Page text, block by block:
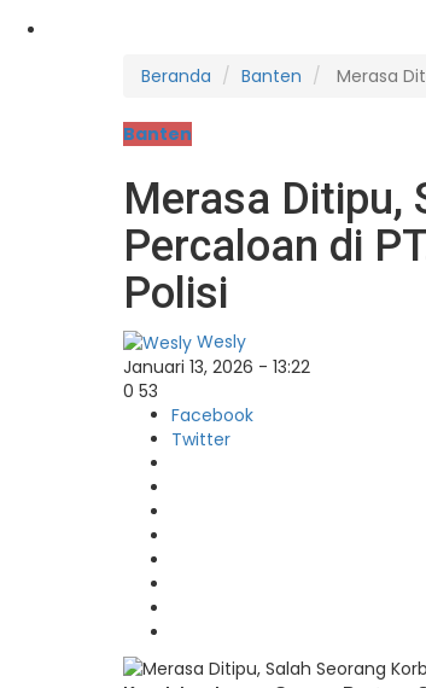
Beranda Banten Merasa
Banten
Merasa Ditipu,
Percaloan di
Polisi
Wesly
Januari 13, 2026 - 13:22
0 53
Facebook
Twitter